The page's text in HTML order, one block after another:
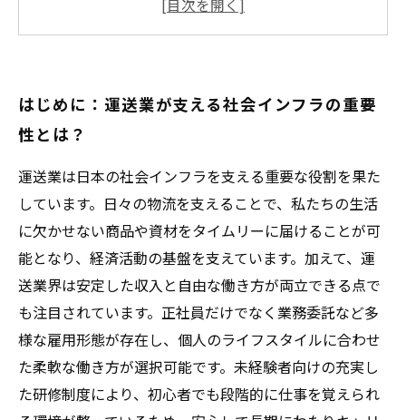
中盤：未経験者も安心！充実した研修制度とス
安全対策
中盤：身体への負担軽減と長く働ける環境づく
りの取り組み
まとめ：運送業で叶える安定と自由な働き方の
未来展望
Q&A：運送業の魅力と働き方についてよくある
質問解説
はじめに：運送業が支える社会インフラの重要
性とは？
運送業は日本の社会インフラを支える重要な役割を果た
しています。日々の物流を支えることで、私たちの生活
に欠かせない商品や資材をタイムリーに届けることが可
能となり、経済活動の基盤を支えています。加えて、運
送業界は安定した収入と自由な働き方が両立できる点で
も注目されています。正社員だけでなく業務委託など多
様な雇用形態が存在し、個人のライフスタイルに合わせ
た柔軟な働き方が選択可能です。未経験者向けの充実し
た研修制度により、初心者でも段階的に仕事を覚えられ